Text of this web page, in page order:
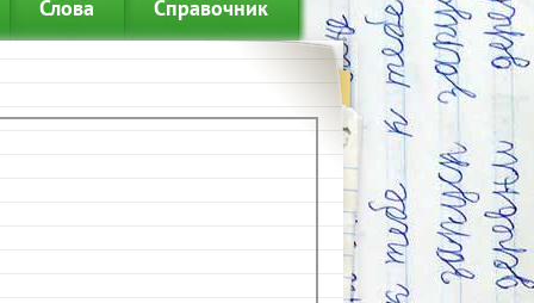
Слова Справочник